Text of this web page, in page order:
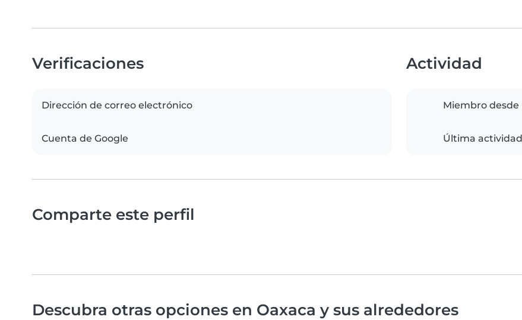
Verificaciones
Dirección de correo electrónico
Cuenta de Google
Actividad
Miembro desde
Última actividad
Comparte este perfil
Descubra otras opciones en Oaxaca y sus alrededores